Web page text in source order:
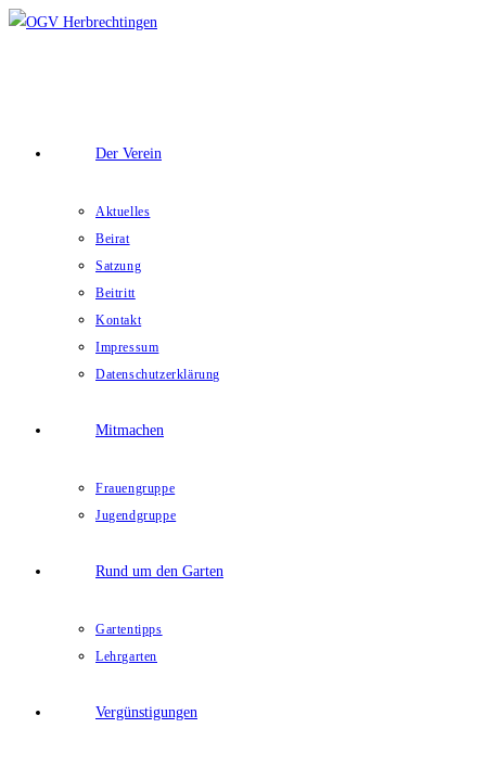
Zum
Der Verein
Aktuelles
Beirat
Satzung
Beitritt
Kontakt
Impressum
Datenschutzerklärung
Mitmachen
Frauengruppe
Jugendgruppe
Rund um den Garten
Gartentipps
Lehrgarten
Vergünstigungen